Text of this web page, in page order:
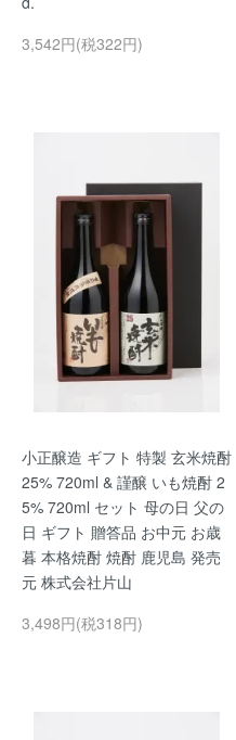
3,542円(税322円)
小正醸造 ギフト 特製 玄米焼酎
25% 720ml & 謹醸 いも焼酎 2
5% 720ml セット 母の日 父の
日 ギフト 贈答品 お中元 お歳
暮 本格焼酎 焼酎 鹿児島 発売
元 株式会社片山
3,498円(税318円)